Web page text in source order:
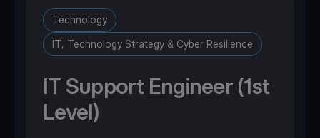
Technology
IT, Technology Strategy & Cyber Resilience
IT Support Engineer (1st
Level)